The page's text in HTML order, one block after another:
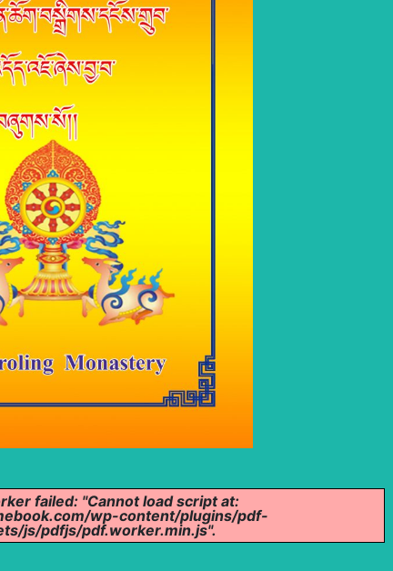
failed: "Cannot load script at:
wp-content/plugins/pdf-
js/pdfjs/pdf.worker.min.js".